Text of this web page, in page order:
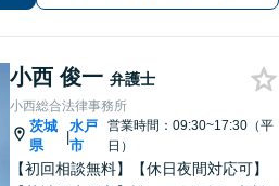
婚・不倫｜交通事故｜相続｜刑事｜企
業法務】
小西 俊一 弁護士
小西総合法律事務所
茨城
県
|
水戸
市
営業時間：09:30~17:30（平
日）
【初回相談無料】【休日夜間対応可】